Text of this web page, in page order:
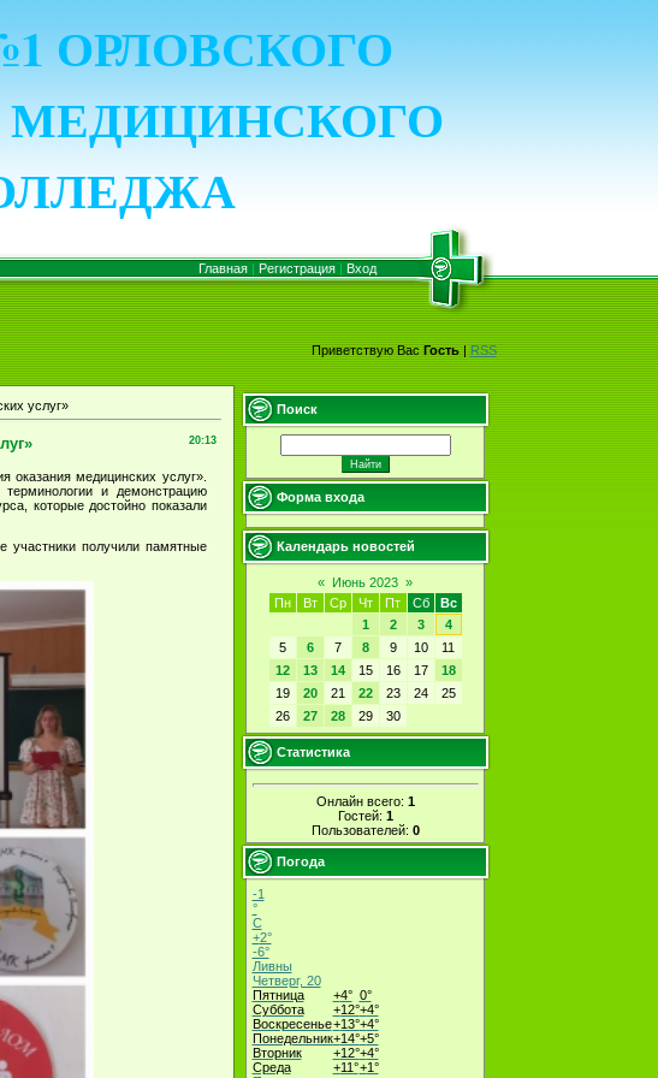
ОРЛОВСКОГО
МЕДИЦИНСКОГО
Главная| Регистрация| Вход
Приветствую Вас Гость|RSS
услуг»
20:13
медицинских услуг».
и демонстрацию
которые достойно показали
участники получили памятные
Поиск
Форма входа
Календарь новостей
« Июнь 2023 »
Пн
Вт Ср Чт Пт Сб
Вс
1
2 3
4
5
6 7 8 9 10
11
12
13 14 15 16 17
18
19
20 21 22 23 24
25
26
27 28 29 30
Статистика
Онлайн всего: 1
Гостей: 1
Пользователей: 0
Погода
-1
°
C
+2°
-6°
Ливны
Четверг, 20
Пятница
+4° 0°
Суббота
+12°+4°
Воскресенье+13°+4°
Понедельник+14°+5°
Вторник
+12°+4°
Среда
+11°+1°